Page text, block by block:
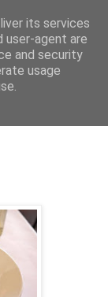
its services
user-agent are
and security
usage